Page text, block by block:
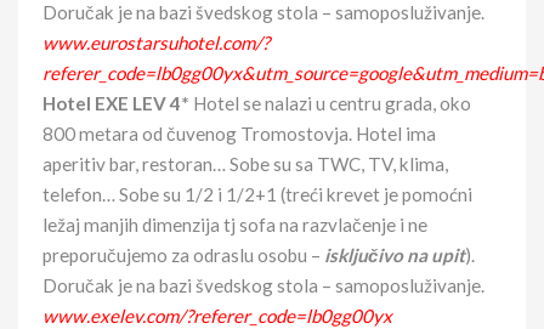
Doručak je na bazi švedskog stola – samoposluživanje.
www.eurostarsuhotel.com/?
Hotel EXE LEV 4* Hotel se nalazi u centru grada, oko
800 metara od čuvenog Tromostovja. Hotel ima
aperitiv bar, restoran… Sobe su sa TWC, TV, klima,
telefon… Sobe su 1/2 i 1/2+1 (treći krevet je pomoćni
ležaj manjih dimenzija tj sofa na razvlačenje i ne
preporučujemo za odraslu osobu – isključivo na upit).
Doručak je na bazi švedskog stola – samoposluživanje.
www.exelev.com/?referer_code=lb0gg00yx